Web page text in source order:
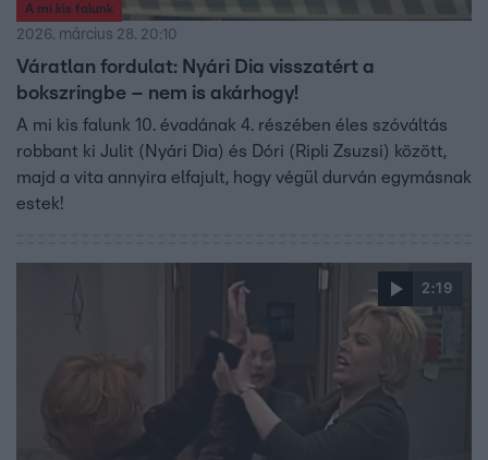
A mi kis falunk
2026. március 28. 20:10
Váratlan fordulat: Nyári Dia visszatért a
bokszringbe – nem is akárhogy!
A mi kis falunk 10. évadának 4. részében éles szóváltás
robbant ki Julit (Nyári Dia) és Dóri (Ripli Zsuzsi) között,
majd a vita annyira elfajult, hogy végül durván egymásnak
estek!
2:19